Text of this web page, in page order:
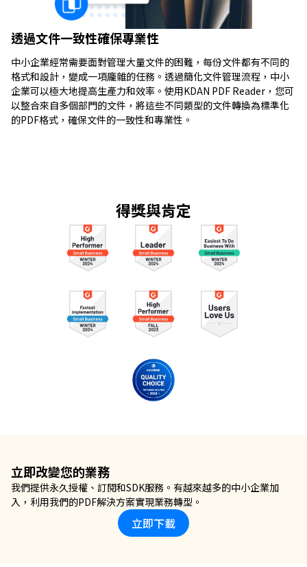
透過文件一致性確保專業性
中小企業經常需要面對管理大量文件的困難，每份文件都有不同的
格式和設計，變成一項龐雜的任務。透過簡化文件管理流程，中小
企業可以極大地提高生產力和效率。使用KDAN PDF Reader，您可
以整合來自多個部門的文件，將這些不同類型的文件轉換為標準化
的PDF格式，確保文件的一致性和專業性。
得獎與肯定
立即改變您的業務
我們提供永久授權、訂閱和SDK服務。有越來越多的中小企業加
入，利用我們的PDF解決方案實現業務轉型。
立即下載